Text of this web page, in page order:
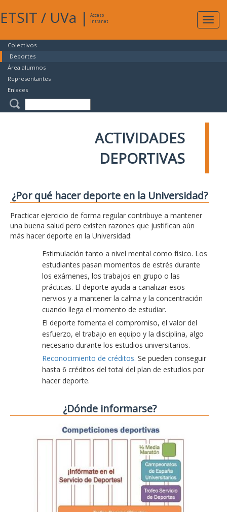
ETSIT / UVa |
Acceso
Intranet
Colectivos
Deportes
Área alumnos
Representantes
Enlaces
ACTIVIDADES
DEPORTIVAS
¿Por qué hacer deporte en la Universidad?
Practicar ejercicio de forma regular contribuye a mantener
una buena salud pero existen razones que justifican aún
más hacer deporte en la Universidad:
Estimulación tanto a nivel mental como físico. Los
estudiantes pasan momentos de estrés durante
los exámenes, los trabajos en grupo o las
prácticas. El deporte ayuda a canalizar esos
nervios y a mantener la calma y la concentración
cuando llega el momento de estudiar.
El deporte fomenta el compromiso, el valor del
esfuerzo, el trabajo en equipo y la disciplina, algo
necesario durante los estudios universitarios.
Reconocimiento de créditos. Se pueden conseguir
hasta 6 créditos del total del plan de estudios por
hacer deporte.
¿Dónde informarse?